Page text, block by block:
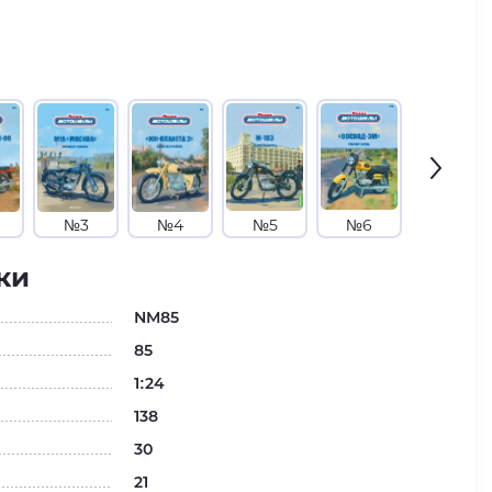
№3 №4 №5 №6
NM85
85
1:24
138
30
21